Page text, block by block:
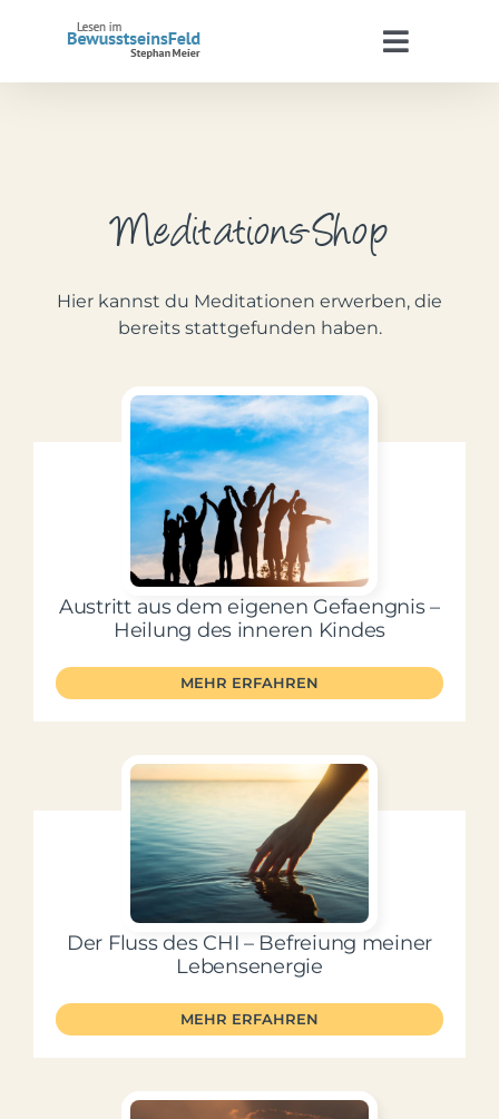
Toggle
BewusstseinsFeld
WooCommerce Warenkorb
Mein Account
Facebook
Instagram
Meditations-Shop
Hier kannst du Meditationen erwerben, die
bereits stattgefunden haben.
Austritt aus dem eigenen Gefaengnis –
Heilung des inneren Kindes
MEHR ERFAHREN
Der Fluss des CHI – Befreiung meiner
Lebensenergie
MEHR ERFAHREN